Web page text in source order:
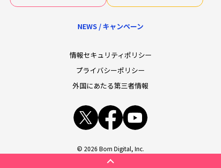
NEWS / キャンペーン
情報セキュリティポリシー
プライバシーポリシー
外国にあたる第三者情報
x facebook
© 2026 Born Digital, Inc.